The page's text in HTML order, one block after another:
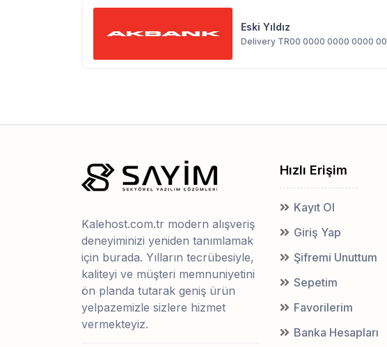
Eski Yıldız
Delivery TR00 0000 0000 0000 00
Kalehost.com.tr modern alışveriş
deneyiminizi yeniden tanımlamak
için burada. Yılların tecrübesiyle,
kaliteyi ve müşteri memnuniyetini
ön planda tutarak geniş ürün
yelpazemizle sizlere hizmet
vermekteyiz.
Hızlı Erişim
Kayıt Ol
Giriş Yap
Şifremi Unuttum
Sepetim
Favorilerim
Banka Hesapları